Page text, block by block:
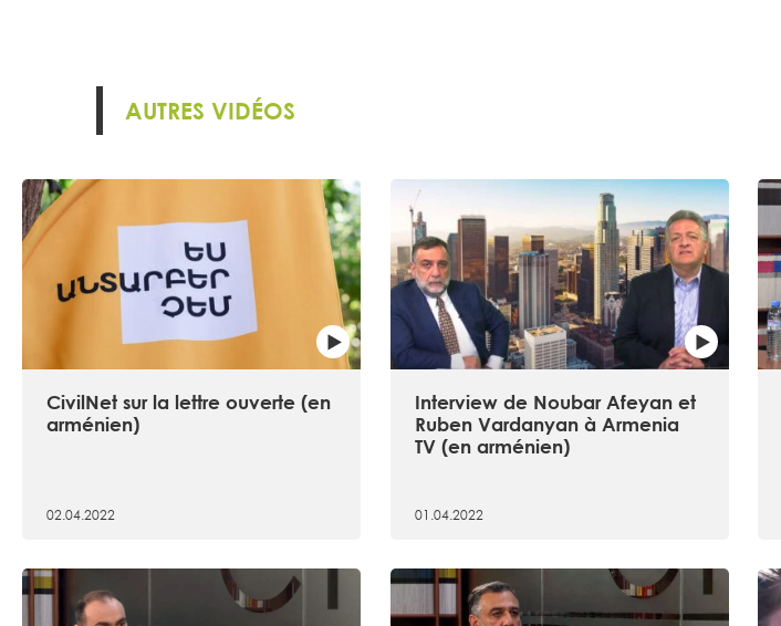
AUTRES VIDÉOS
CivilNet sur la lettre ouverte (en
arménien)
02.04.2022
Interview de Noubar Afeyan et
Ruben Vardanyan à Armenia
TV (en arménien)
01.04.2022